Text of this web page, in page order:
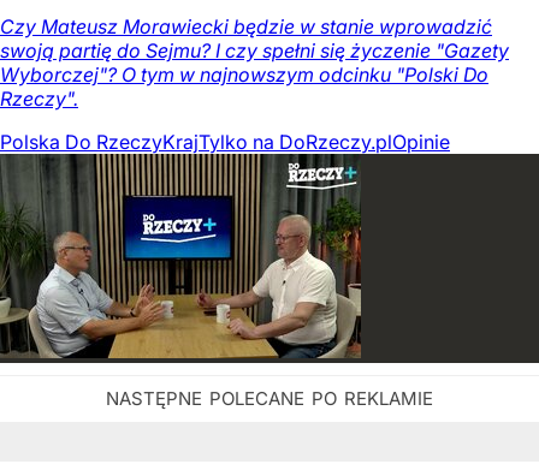
Czy Mateusz Morawiecki będzie w stanie wprowadzić
swoją partię do Sejmu? I czy spełni się życzenie "Gazety
Wyborczej"? O tym w najnowszym odcinku "Polski Do
Rzeczy".
Polska Do RzeczyKrajTylko na DoRzeczy.plOpinie